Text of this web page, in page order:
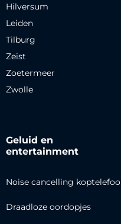
Hilversum
Leiden
Tilburg
Zeist
Zoetermeer
Zwolle
Geluid en
entertainment
Noise cancelling
Draadloze oordopjes